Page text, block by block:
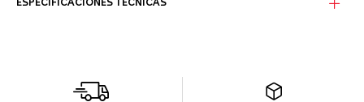
ESPECIFICACIONES TÉCNICAS